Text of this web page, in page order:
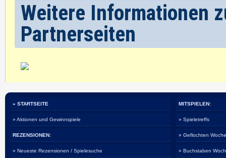
Weitere Informationen
Partnerseiten
» STARTSEITE
» Aktionen und Gewinnspiele
REZENSIONEN:
» Neueste Rezensionen / Spielesuche
MITSPIELEN:
» Spieletreffs
» Geflochten
» Buchstaben